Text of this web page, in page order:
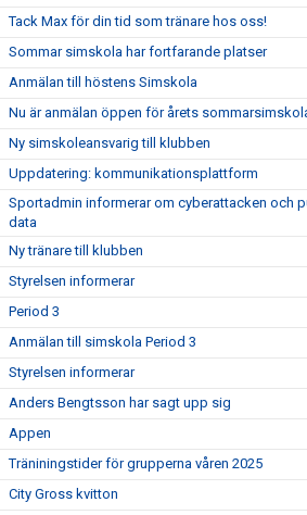
Tack Max för din tid som tränare hos oss!
Sommar simskola har fortfarande platser
Anmälan till höstens Simskola
Nu är anmälan öppen för årets
Ny simskoleansvarig till klubben
Uppdatering: kommunikationsplattform
Sportadmin informerar om cyberattacken och
data
Ny tränare till klubben
Styrelsen informerar
Period 3
Anmälan till simskola Period 3
Styrelsen informerar
Anders Bengtsson har sagt upp sig
Appen
Träniningstider för grupperna våren 2025
City Gross kvitton